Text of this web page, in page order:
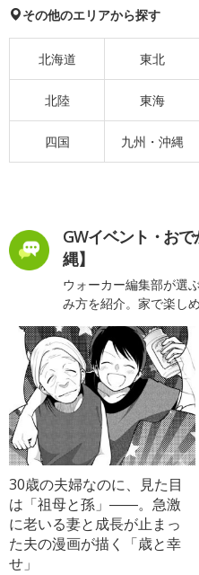
その他のエリアから探す
北海道 東北
北陸 東海
四国 九州・沖縄
GWイベント・お
縄】
ウォーカー編集部が選
み方を紹介。家で楽し
30歳の夫婦なのに、見た目
は「祖母と孫」――。急激
に老いる妻と成長が止まっ
た夫の漫画が描く「歳と幸
せ」